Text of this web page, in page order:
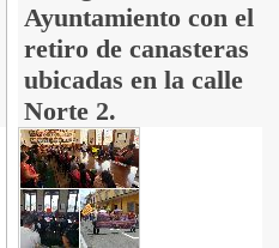
Ayuntamiento con el
retiro de canasteras
ubicadas en la calle
Norte 2.